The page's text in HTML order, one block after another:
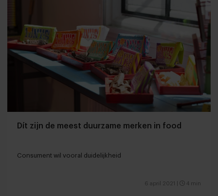
Dít zijn de meest duurzame merken in food
Consument wil vooral duidelijkheid
6 april 2021 4 min